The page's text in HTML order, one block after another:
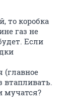
то коробка
газ не
Если
втапливать.
мучатся?